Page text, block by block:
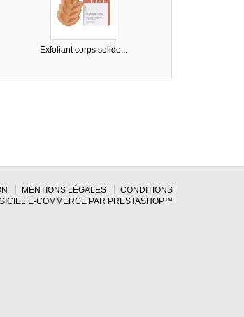
Exfoliant corps solide...
MENTIONS LÉGALES
CONDITIONS
E-COMMERCE PAR PRESTASHOP™